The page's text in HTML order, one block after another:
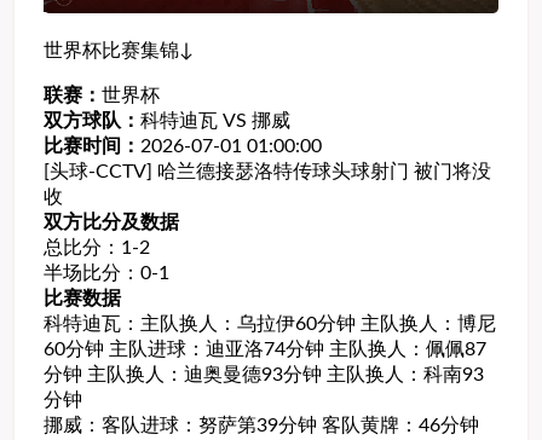
世界杯比赛集锦↓
联赛： 世界杯
双方球队： 科特迪瓦 VS 挪威
比赛时间： 2026-07-01 01:00:00
[头球-CCTV] 哈兰德接瑟洛特传球头球射门 被门将没
收
双方比分及数据
总比分：1-2
半场比分：0-1
比赛数据
科特迪瓦：主队换人：乌拉伊60分钟 主队换人：博尼
60分钟 主队进球：迪亚洛74分钟 主队换人：佩佩87
分钟 主队换人：迪奥曼德93分钟 主队换人：科南93
分钟
挪威：客队进球：努萨第39分钟 客队黄牌：46分钟